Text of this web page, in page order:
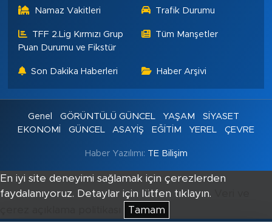
Namaz Vakitleri Trafik Durumu
TFF 2.Lig Kırmızı Grup
Puan Durumu ve Fikstür
Tüm Manşetler
Son Dakika Haberleri Haber Arşivi
Genel GÖRÜNTÜLÜ GÜNCEL YAŞAM
SİYASET
EKONOMİ
GÜNCEL ASAYİŞ EĞİTİM YEREL ÇEVRE
Haber Yazılımı: TE Bilişim
En iyi site deneyimi sağlamak için çerezlerden
faydalanıyoruz. Detaylar için lütfen tıklayın.
Tamam